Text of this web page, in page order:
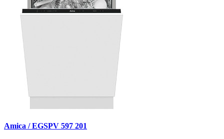
Amica / EGSPV 597 201